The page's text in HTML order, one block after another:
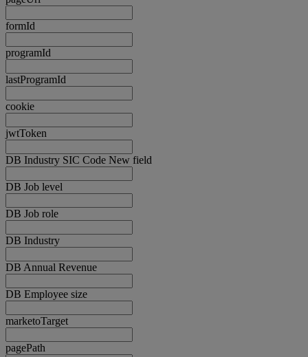
formId
programId
lastProgramId
cookie
jwtToken
DB Industry SIC Code New field
DB Job level
DB Job role
DB Industry
DB Annual Revenue
DB Employee size
marketoTarget
pagePath